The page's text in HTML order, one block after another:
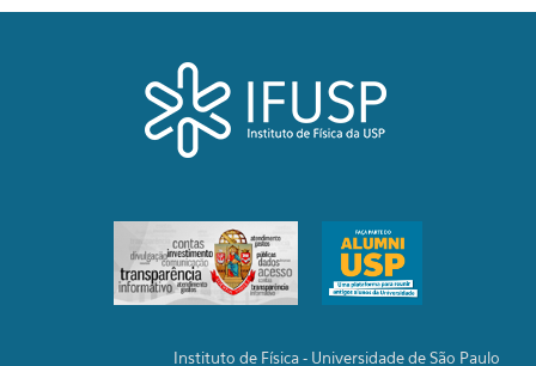
Instituto de Física - Universidade de São Paulo